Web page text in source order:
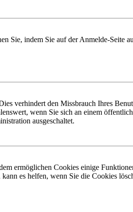
Sie, indem Sie auf der Anmelde-Seite
verhindert den Missbrauch Ihres
wenn Sie sich an einem
ausgeschaltet.
ermöglichen Cookies einige
es helfen, wenn Sie die Cookies